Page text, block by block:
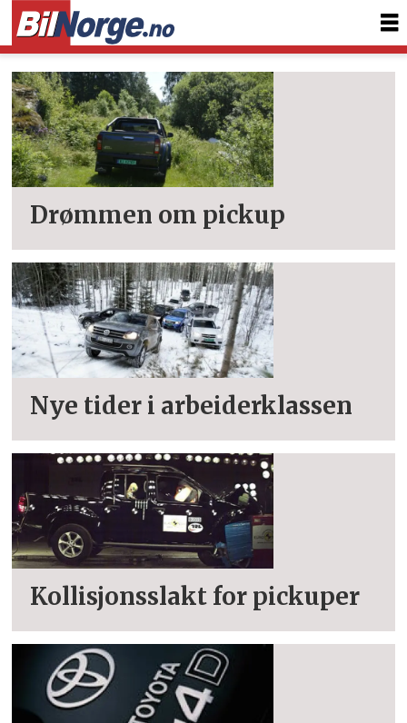
Tag:
isuzu
Drømmen om pickup
Nye tider i arbeiderklassen
Kollisjonsslakt for pickuper